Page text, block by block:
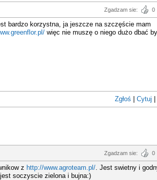
Zgadzam sie: 0
bardzo korzystna, ja jeszcze na szczęście mam
więc nie muszę o niego dużo dbać by
Zgłoś Cytuj
Zgadzam sie: 0
z http://www.agroteam.pl/. Jest swietny i
soczyscie zielona i bujna:)